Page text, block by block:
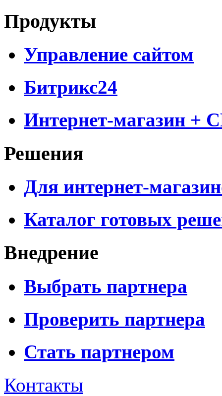
Продукты
Управление сайтом
Битрикс24
Интернет-магазин +
Решения
Для интернет-
Каталог готовых
Внедрение
Выбрать партнера
Проверить партнера
Стать партнером
Контакты